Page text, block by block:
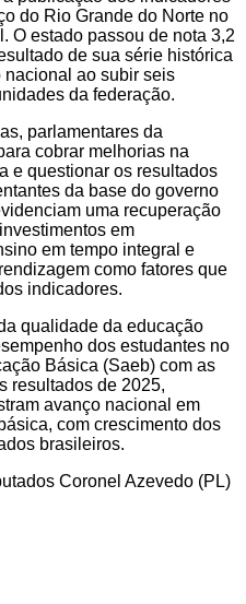
do Rio Grande do Norte no
O estado passou de nota 3,2
de sua série histórica
ao subir seis
da federação.
parlamentares da
cobrar melhorias na
e questionar os resultados
da base do governo
uma recuperação
em
em tempo integral e
como fatores que
indicadores.
qualidade da educação
dos estudantes no
Básica (Saeb) com as
resultados de 2025,
avanço nacional em
com crescimento dos
brasileiros.
Coronel Azevedo (PL)